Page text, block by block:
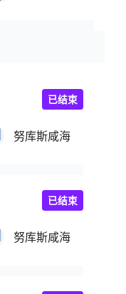
努库斯咸海
已结束
努库斯咸海
已结束